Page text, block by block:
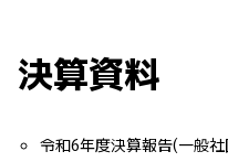
決算資料
令和6年度決算報告(一般